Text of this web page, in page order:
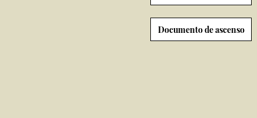
Documento de ascenso